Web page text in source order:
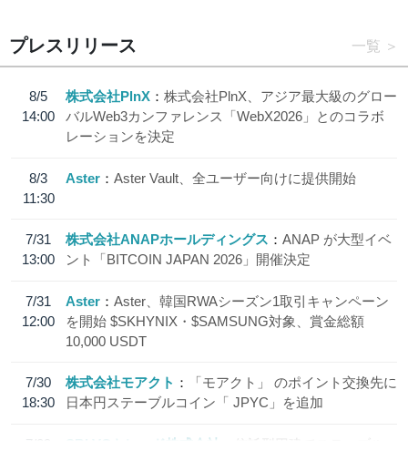
プレスリリース 一覧
8/5
14:00
株式会社PlnX
株式会社PlnX、アジア最大級のグロー
バルWeb3カンファレンス「WebX2026」とのコラボ
レーションを決定
8/3
11:30
Aster Aster Vault、全ユーザー向けに提供開始
7/31
13:00
株式会社ANAPホールディングス
ANAP が大型イベ
ント「BITCOIN JAPAN 2026」開催決定
7/31
12:00
Aster
Aster、韓国RWAシーズン1取引キャンペーン
を開始 $SKHYNIX・$SAMSUNG対象、賞金総額
10,000 USDT
7/30
18:30
株式会社モアクト
「モアクト」 のポイント交換先に
日本円ステーブルコイン「 JPYC」を追加
7/29
SBI VCトレード株式会社
信託型円建てステーブル